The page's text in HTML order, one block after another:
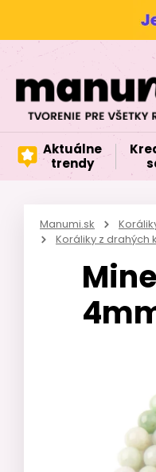
Aktuálne
trendy
Manumi.sk
Koráliky z drahých